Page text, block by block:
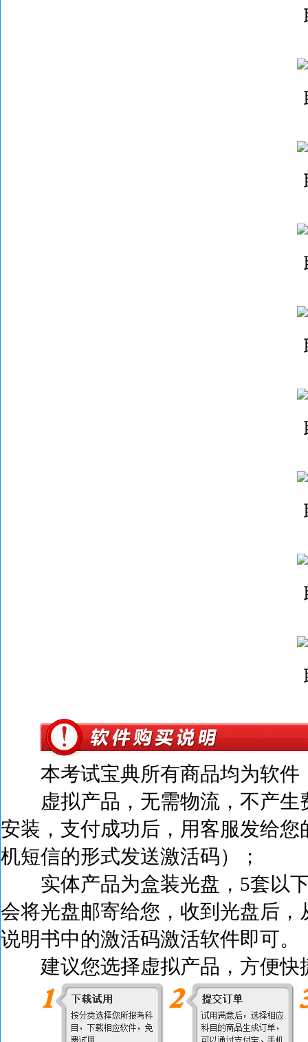
本考试宝典所有商品均为软件
虚拟产品，无需物流，不产
安装，支付成功后， 用客服发给您
机短信的形式发送激活码）；
实体产品为盒装光盘，5套以
会将光盘邮寄给您，收到光盘后
说明书中的激活码激活软件即可。
建议您选择虚拟产品，方便快